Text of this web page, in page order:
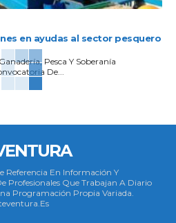
en ayudas al sector pesquero
Pesca Y Soberanía
De...
Referencia En Información Y
Profesionales Que Trabajan A Diario
Programación Propia Variada.